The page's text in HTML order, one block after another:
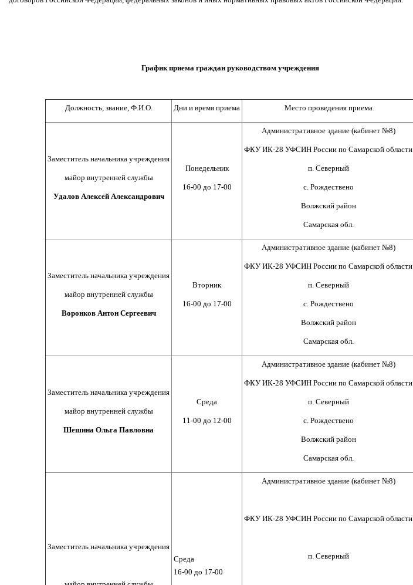
График приема граждан руководством учреждения
Должность, звание, Ф.И.О. Дни и время приема Место проведения приема
Заместитель начальника учреждения
майор внутренней службы
Удалов Алексей Александрович
Понедельник
16-00 до 17-00
Административное здание (кабинет №8)
ФКУ ИК-28 УФСИН России по Самарской области
п. Северный
с. Рождествено
Волжский район
Самарская обл.
Заместитель начальника учреждения
майор внутренней службы
Воронков Антон Сергеевич
Вторник
16-00 до 17-00
Административное здание (кабинет №8)
ФКУ ИК-28 УФСИН России по Самарской области
п. Северный
с. Рождествено
Волжский район
Самарская обл.
Заместитель начальника учреждения
майор внутренней службы
Шешина Ольга Павловна
Среда
11-00 до 12-00
Административное здание (кабинет №8)
ФКУ ИК-28 УФСИН России по Самарской области
п. Северный
с. Рождествено
Волжский район
Самарская обл.
Заместитель начальника учреждения
Среда
16-00 до 17-00
Административное здание (кабинет №8)
ФКУ ИК-28 УФСИН России по Самарской области
п. Северный